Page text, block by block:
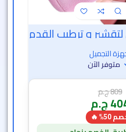
و ترطيب القدم
التجميل
متوفر الآن
809ج.م
ج.م
50% 🔥